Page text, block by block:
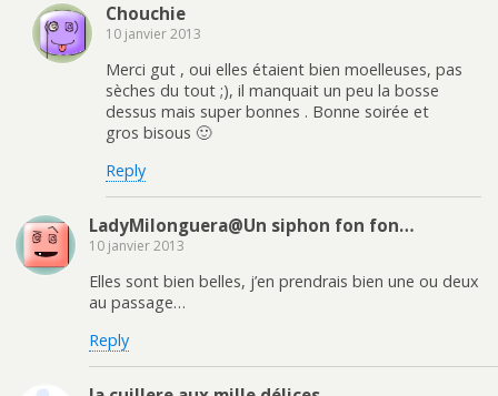
Chouchie
10 janvier 2013
Merci gut , oui elles étaient bien moelleuses, pas
sèches du tout ;), il manquait un peu la bosse
dessus mais super bonnes . Bonne soirée et
gros bisous 🙂
Reply
LadyMilonguera@Un siphon fon fon…
10 janvier 2013
Elles sont bien belles, j’en prendrais bien une ou deux
au passage…
Reply